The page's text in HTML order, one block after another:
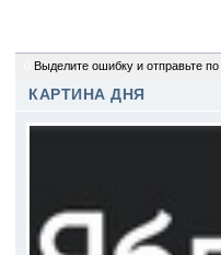
Выделите ошибку и отправьте по
КАРТИНА ДНЯ